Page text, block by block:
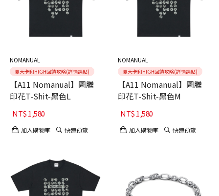
NOMANUAL
夏天卡利HIGH回饋攻略(詳情請點)
【A11 Nomanual】圖騰
印花T-Shit-黑色L
NT$1,580
加入購物車 快速預覽
NOMANUAL
夏天卡利HIGH回饋攻略(詳情請點)
【A11 Nomanual】圖騰
印花T-Shit-黑色M
NT$1,580
加入購物車 快速預覽